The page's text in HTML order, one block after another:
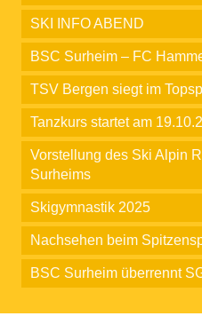
SKI INFO ABEND
BSC Surheim – FC
TSV Bergen siegt im
Tanzkurs startet am
Vorstellung des Ski Alpin
Surheims
Skigymnastik 2025
Nachsehen beim
BSC Surheim überrennt